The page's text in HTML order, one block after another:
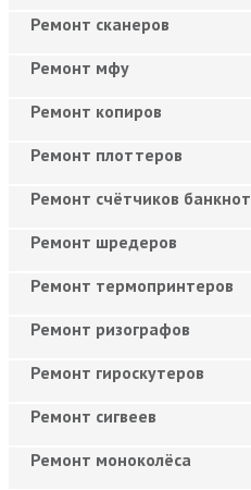
Ремонт сканеров
Ремонт мфу
Ремонт копиров
Ремонт плоттеров
Ремонт счётчиков банкнот
Ремонт шредеров
Ремонт термопринтеров
Ремонт ризографов
Ремонт гироскутеров
Ремонт сигвеев
Ремонт моноколёса